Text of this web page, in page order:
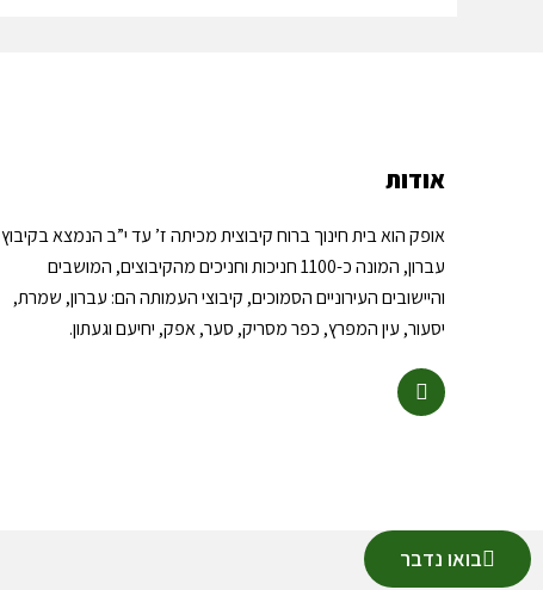
אודות
אופק הוא בית חינוך ברוח קיבוצית מכיתה ז’ עד י”ב הנמצא בקיבוץ
עברון, המונה כ-1100 חניכות וחניכים מהקיבוצים, המושבים
והיישובים העירוניים הסמוכים, קיבוצי העמותה הם: עברון, שמרת,
יסעור, עין המפרץ, כפר מסריק, סער, אפק, יחיעם וגעתון.
בואו נדבר